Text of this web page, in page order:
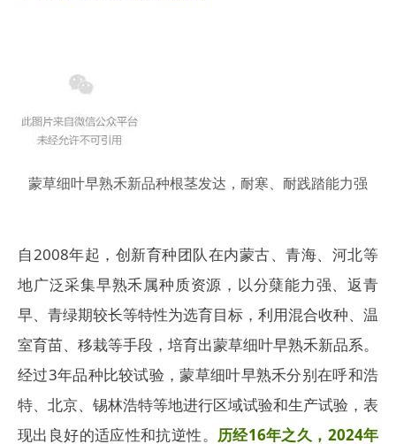
蒙草细叶早熟禾新品种根茎发达，耐寒、耐践踏能力强
自2008年起，创新育种团队在内蒙古、青海、河北等
地广泛采集早熟禾属种质资源，以分蘖能力强、返青
早、青绿期较长等特性为选育目标，利用混合收种、温
室育苗、移栽等手段，培育出蒙草细叶早熟禾新品系。
经过3年品种比较试验，蒙草细叶早熟禾分别在呼和浩
特、北京、锡林浩特等地进行区域试验和生产试验，表
现出良好的适应性和抗逆性。 历经16年之久，2024年